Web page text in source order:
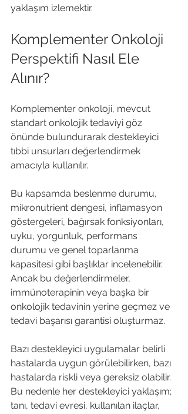
yaklaşım izlemektir.
Komplementer Onkoloji
Perspektifi Nasıl Ele
Alınır?
Komplementer onkoloji, mevcut
standart onkolojik tedaviyi göz
önünde bulundurarak destekleyici
tıbbi unsurları değerlendirmek
amacıyla kullanılır.
Bu kapsamda beslenme durumu,
mikronutrient dengesi, inflamasyon
göstergeleri, bağırsak fonksiyonları,
uyku, yorgunluk, performans
durumu ve genel toparlanma
kapasitesi gibi başlıklar incelenebilir.
Ancak bu değerlendirmeler,
immünoterapinin veya başka bir
onkolojik tedavinin yerine geçmez ve
tedavi başarısı garantisi oluşturmaz.
Bazı destekleyici uygulamalar belirli
hastalarda uygun görülebilirken, bazı
hastalarda riskli veya gereksiz olabilir.
Bu nedenle her destekleyici yaklaşım;
tanı, tedavi evresi, kullanılan ilaçlar,